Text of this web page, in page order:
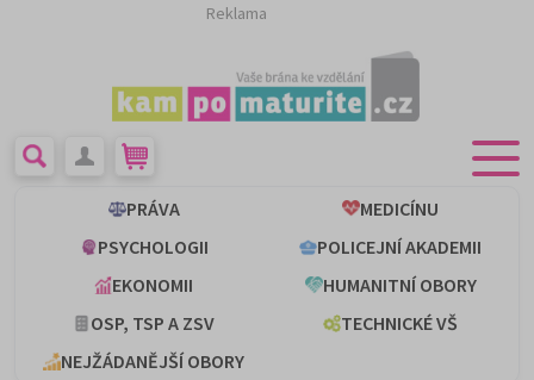
Reklama
PRÁVA
MEDICÍNU
PSYCHOLOGII
POLICEJNÍ AKADEMII
EKONOMII
HUMANITNÍ OBORY
OSP, TSP A ZSV
TECHNICKÉ VŠ
NEJŽÁDANĚJŠÍ OBORY